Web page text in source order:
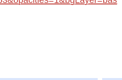
f0ed803b8c44